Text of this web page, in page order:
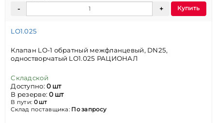
Купить
LO1.025
Клапан LO-1 обратный межфланцевый, DN25,
одностворчатый LO1.025 РАЦИОНАЛ
Складской
Доступно:0 шт
В резерве:0 шт
В пути: 0 шт
Склад поставщика: По запросу